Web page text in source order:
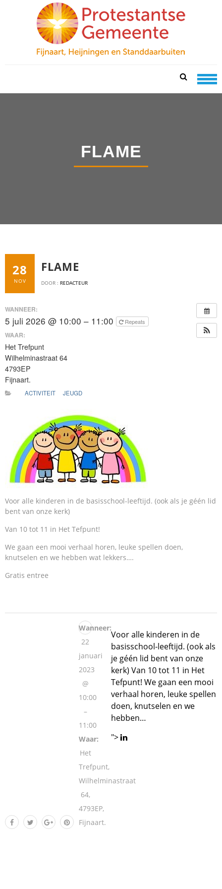
navigation
FLAME
28
NOV
FLAME
DOOR : REDACTEUR
WANNEER:
5 juli 2026 @ 10:00 – 11:00 Repeats
WAAR:
Het Trefpunt
Wilhelminastraat 64
4793EP
Fijnaart.
ACTIVITEIT JEUGD
Voor alle kinderen in de basisschool-leeftijd. (ook als je géén lid
bent van onze kerk)
Van 10 tot 11 in Het Tefpunt!
We gaan een mooi verhaal horen, leuke spellen doen,
knutselen en we hebben wat lekkers….
Gratis entree
Wanneer:
22
januari
2023
@
10:00
–
11:00
Waar:
Het
Trefpunt,
Wilhelminastraat
64,
4793EP,
Fijnaart.
Voor alle kinderen in de
basisschool-leeftijd. (ook als
je géén lid bent van onze
kerk) Van 10 tot 11 in Het
Tefpunt! We gaan een mooi
verhaal horen, leuke spellen
doen, knutselen en we
hebben…
">